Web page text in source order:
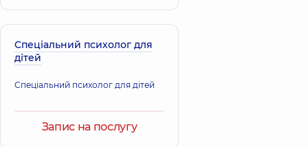
Спеціальний психолог для
дітей
Спеціальний психолог для дітей
Запис на послугу